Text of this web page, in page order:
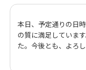
本日、予定通りの日
の質に満足していま
た。今後とも、よろ